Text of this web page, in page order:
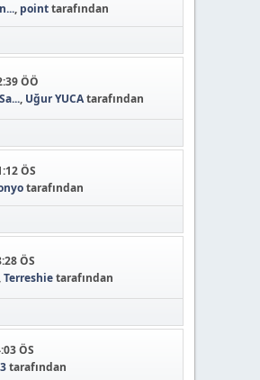
, pointtarafından
ÖÖ
, Uğur YUCAtarafından
ÖS
tarafından
ÖS
Terreshietarafından
ÖS
tarafından